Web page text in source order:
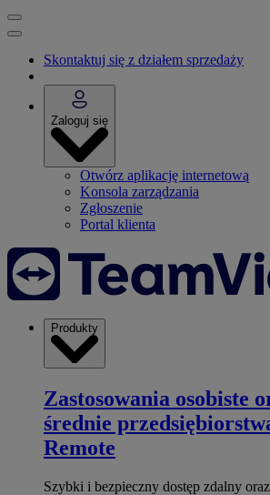
Skontaktuj się z działem sprzedaży
Zaloguj się
Otwórz aplikację internetową
Konsola zarządzania
Zgłoszenie
Portal klienta
Produkty
Zastosowania osobiste
średnie
Remote
Szybki i bezpieczny dostęp zdalny